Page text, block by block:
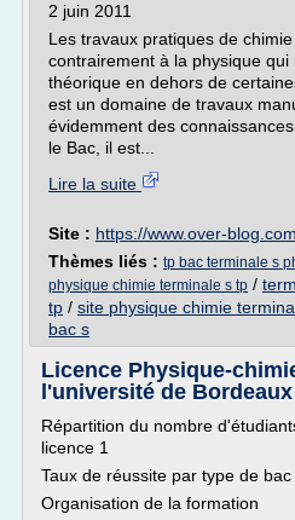
2 juin 2011
Les travaux pratiques de
contrairement à la physique
théorique en dehors de
est un domaine de travaux
évidemment des
le Bac, il est...
Lire la suite
Site : https://www.over-blog.com
Thèmes liés : tp bac terminale s
physique chimie terminale s tp /
tp / site physique chimie
bac s
Licence Physique-
l'université de Bordeaux
Répartition du nombre
licence 1
Taux de réussite par type de bac
Organisation de la formation